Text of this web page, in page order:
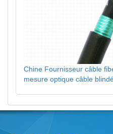
Chine Fournisseur câble
mesure optique câble